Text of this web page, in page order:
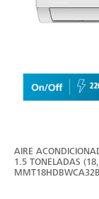
AIRE
1.5 TONELADAS